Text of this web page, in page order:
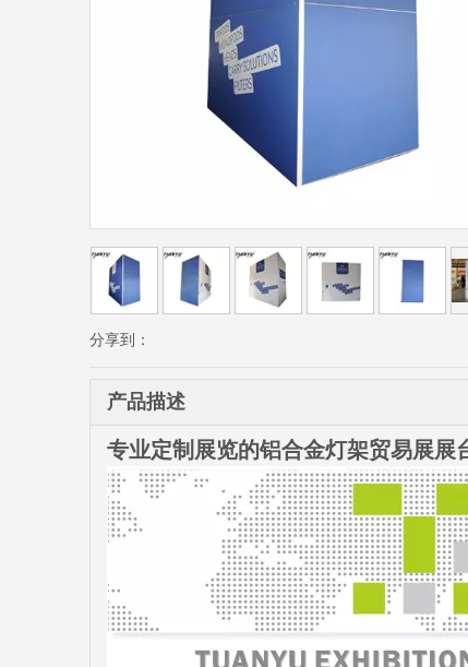
分享到：
产品描述
专业定制展览的铝合金灯架贸易展展